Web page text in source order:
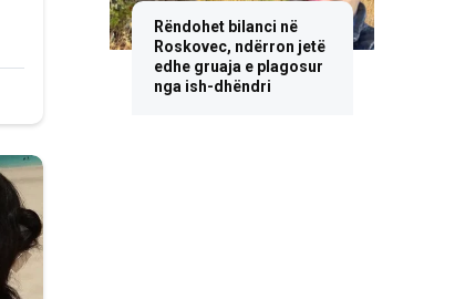
Rëndohet bilanci në
Roskovec, ndërron jetë
edhe gruaja e plagosur
nga ish-dhëndri